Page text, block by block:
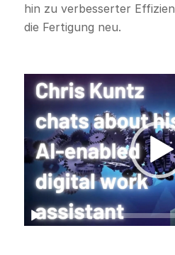
hin zu verbesserter
die Fertigung neu.